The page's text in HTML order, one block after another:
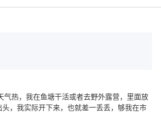
热，我在鱼塘干活或者去野外露营，里面放
，我实际开下来，也就差一丢丢，够我在市